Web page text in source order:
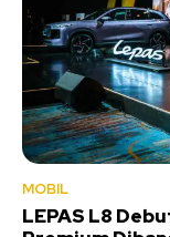
MOBIL
LEPAS L8